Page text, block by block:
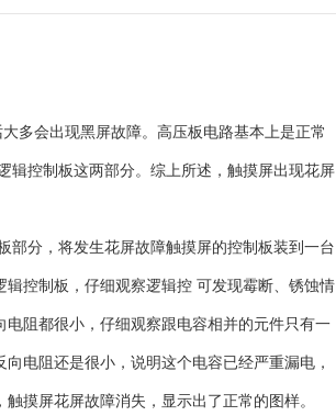
多会出现黑屏故障。高压板电路基本上是正常
辑控制板这两部分。综上所述，触摸屏出现花屏
部分，将发生花屏故障触摸屏的控制板装到一台
控制板，仔细观察逻辑控 可发现霉断、锈蚀情
阻都很小，仔细观察跟电容相并的元件只有一
电阻还是很小，说明这个电容已经严重漏电，
摸屏花屏故障消失，显示出了正常的图样。